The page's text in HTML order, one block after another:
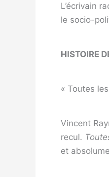
L’écrivain
le socio-
HISTOIRE
« Toutes
Vincent
recul.
et